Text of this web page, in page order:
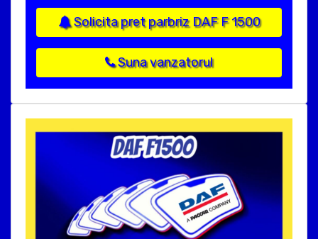
Solicita pret parbriz DAF F 1500
Suna vanzatorul